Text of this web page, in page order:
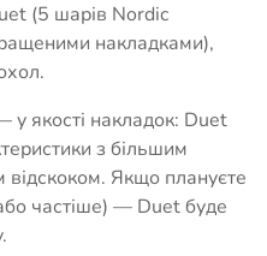
(5 шарів Nordic
накладками),
якості накладок: Duet
з більшим
відскоком. Якщо плануєте
частіше) — Duet буде